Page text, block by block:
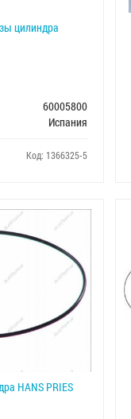
цилиндра
60005800
Испания
Код: 1366325-5
HANS PRIES